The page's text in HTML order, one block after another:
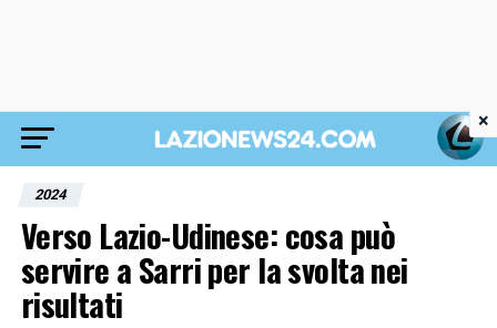
2024
Verso Lazio-Udinese: cosa può
servire a Sarri per la svolta nei
risultati
×